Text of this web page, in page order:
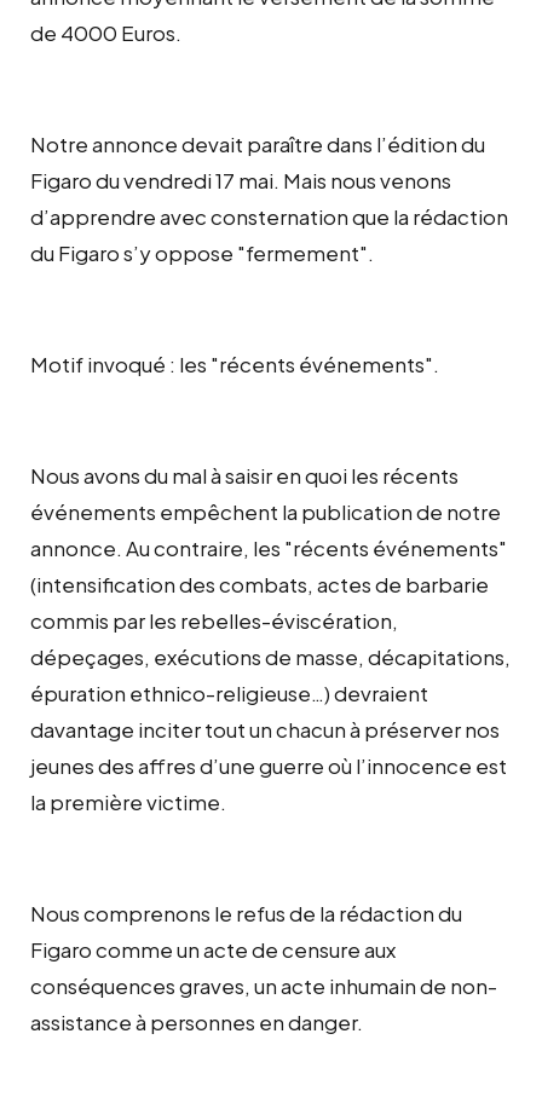
de 4000 Euros.
Notre annonce devait paraître dans l’édition du
Figaro du vendredi 17 mai. Mais nous venons
d’apprendre avec consternation que la rédaction
du Figaro s’y oppose "fermement".
Motif invoqué : les "récents événements".
Nous avons du mal à saisir en quoi les récents
événements empêchent la publication de notre
annonce. Au contraire, les "récents événements"
(intensification des combats, actes de barbarie
commis par les rebelles-éviscération,
dépeçages, exécutions de masse, décapitations,
épuration ethnico-religieuse…) devraient
davantage inciter tout un chacun à préserver nos
jeunes des affres d’une guerre où l’innocence est
la première victime.
Nous comprenons le refus de la rédaction du
Figaro comme un acte de censure aux
conséquences graves, un acte inhumain de non-
assistance à personnes en danger.